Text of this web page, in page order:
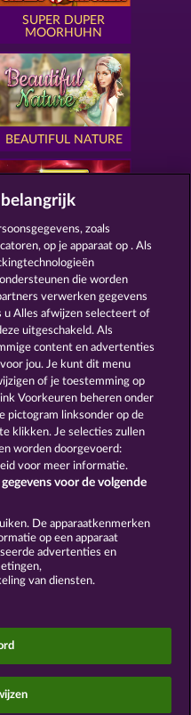
SUPER DUPER
MOORHUHN
BEAUTIFUL NATURE
ROYAL SEVEN
FOREVER
DIAMONDS
Privacyverklaring
FAQ Facebook
indienen
enkel bedoeld voor
absoluut geen enkele
geld.
GmbH
zoals
op je apparaat op . Als
die worden
verwerken gegevens
u Alles afwijzen selecteert of
uitgeschakeld. Als
content en advertenties
jou. Je kunt dit menu
of je toestemming op
Voorkeuren beheren onder
pictogram linksonder op de
klikken. Je selecties zullen
worden doorgevoerd:
voor meer informatie.
voor de volgende
De apparaatkenmerken
op een apparaat
advertenties en
van diensten.